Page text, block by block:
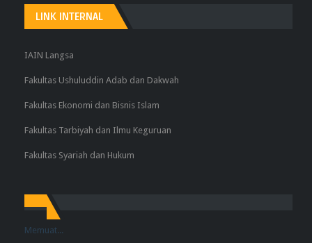
LINK INTERNAL
IAIN Langsa
Fakultas Ushuluddin Adab dan Dakwah
Fakultas Ekonomi dan Bisnis Islam
Fakultas Tarbiyah dan Ilmu Keguruan
Fakultas Syariah dan Hukum
Memuat...